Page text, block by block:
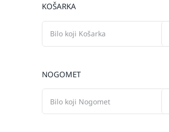
KOŠARKA
NOGOMET